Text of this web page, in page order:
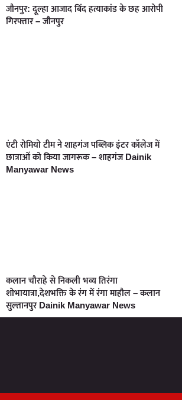
जौनपुर: दूल्हा आजाद बिंद हत्याकांड के छह आरोपी
गिरफ्तार – जौनपुर
एंटी रोमियो टीम ने शाहगंज पब्लिक इंटर कॉलेज में
छात्राओं को किया जागरूक – शाहगंज Dainik
Manyawar News
कलान चौराहे से निकली भव्य तिरंगा
शोभायात्रा,देशभक्ति के रंग में रंगा माहौल – कलान
सुल्तानपुर Dainik Manyawar News